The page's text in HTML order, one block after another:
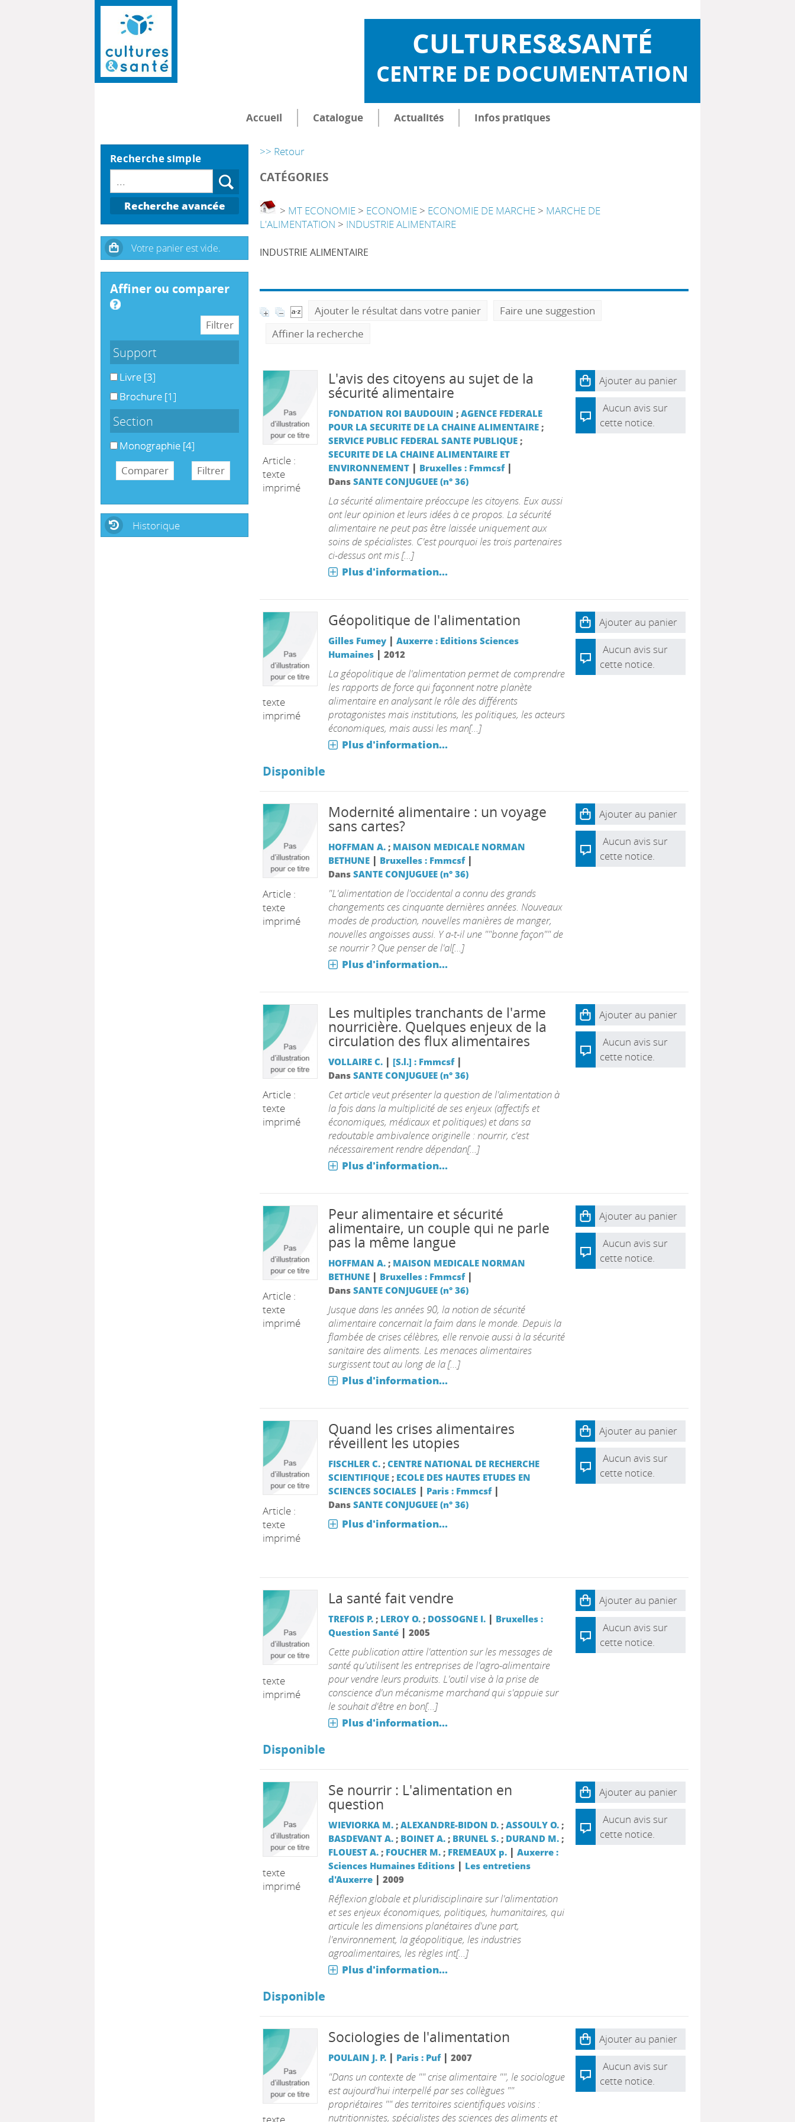
CULTURES&SANTÉ
CENTRE DE DOCUMENTATION
Accueil Catalogue Actualités Infos pratiques
>> Retour
CATÉGORIES
> MT ECONOMIE > ECONOMIE > ECONOMIE DE MARCHE > MARCHE DE
L'ALIMENTATION > INDUSTRIE ALIMENTAIRE
INDUSTRIE ALIMENTAIRE
Ajouter le résultat dans votre panier
Faire une suggestion
Affiner la recherche
Article :
texte
imprimé
L'avis des citoyens au sujet de la
sécurité alimentaire
FONDATION ROI BAUDOUIN ; AGENCE FEDERALE
POUR LA SECURITE DE LA CHAINE ALIMENTAIRE;
SERVICE PUBLIC FEDERAL SANTE PUBLIQUE;
SECURITE DE LA CHAINE ALIMENTAIRE ET
ENVIRONNEMENT | Bruxelles : Fmmcsf|
Dans SANTE CONJUGUEE (n° 36)
La sécurité alimentaire préoccupe les citoyens. Eux aussi
ont leur opinion et leurs idées à ce propos. La sécurité
alimentaire ne peut pas être laissée uniquement aux
soins de spécialistes. C'est pourquoi les trois partenaires
ci-dessus ont mis [...]
Plus d'information...
Ajouter au panier
Aucun avis sur
cette notice.
texte
imprimé
Géopolitique de l'alimentation
Gilles Fumey | Auxerre : Editions Sciences
Humaines| 2012
La géopolitique de l'alimentation permet de comprendre
les rapports de force qui façonnent notre planète
alimentaire en analysant le rôle des différents
protagonistes mais institutions, les politiques, les acteurs
économiques, mais aussi les man[...]
Plus d'information...
Ajouter au panier
Aucun avis sur
cette notice.
Disponible
Article :
texte
imprimé
Modernité alimentaire : un voyage
sans cartes?
HOFFMAN A.; MAISON MEDICALE NORMAN
BETHUNE | Bruxelles : Fmmcsf|
Dans SANTE CONJUGUEE (n° 36)
"L'alimentation de l'occidental a connu des grands
changements ces cinquante dernières années. Nouveaux
modes de production, nouvelles manières de manger,
nouvelles angoisses aussi. Y a-t-il une ""bonne façon"" de
se nourrir ? Que penser de l'al[...]
Plus d'information...
Ajouter au panier
Aucun avis sur
cette notice.
Article :
texte
imprimé
Les multiples tranchants de l'arme
nourricière. Quelques enjeux de la
circulation des flux alimentaires
VOLLAIRE C. | [S.l.] : Fmmcsf|
Dans SANTE CONJUGUEE (n° 36)
Cet article veut présenter la question de l'alimentation à
la fois dans la multiplicité de ses enjeux (affectifs et
économiques, médicaux et politiques) et dans sa
redoutable ambivalence originelle : nourrir, c'est
nécessairement rendre dépendan[...]
Plus d'information...
Ajouter au panier
Aucun avis sur
cette notice.
Article :
texte
imprimé
Peur alimentaire et sécurité
alimentaire, un couple qui ne parle
pas la même langue
HOFFMAN A.; MAISON MEDICALE NORMAN
BETHUNE | Bruxelles : Fmmcsf|
Dans SANTE CONJUGUEE (n° 36)
Jusque dans les années 90, la notion de sécurité
alimentaire concernait la faim dans le monde. Depuis la
flambée de crises célèbres, elle renvoie aussi à la sécurité
sanitaire des aliments. Les menaces alimentaires
surgissent tout au long de la [...]
Plus d'information...
Ajouter au panier
Aucun avis sur
cette notice.
Article :
texte
imprimé
Quand les crises alimentaires
réveillent les utopies
FISCHLER C.; CENTRE NATIONAL DE RECHERCHE
SCIENTIFIQUE; ECOLE DES HAUTES ETUDES EN
SCIENCES SOCIALES | Paris : Fmmcsf|
Dans SANTE CONJUGUEE (n° 36)
Plus d'information...
Ajouter au panier
Aucun avis sur
cette notice.
texte
imprimé
La santé fait vendre
TREFOIS P.; LEROY O.; DOSSOGNE I. | Bruxelles :
Question Santé| 2005
Cette publication attire l'attention sur les messages de
santé qu'utilisent les entreprises de l'agro-alimentaire
pour vendre leurs produits. L'outil vise à la prise de
conscience d'un mécanisme marchand qui s'appuie sur
le souhait d'être en bon[...]
Plus d'information...
Ajouter au panier
Aucun avis sur
cette notice.
Disponible
texte
imprimé
Se nourrir : L'alimentation en
question
WIEVIORKA M.; ALEXANDRE-BIDON D.; ASSOULY O.;
BASDEVANT A.; BOINET A.; BRUNEL S.; DURAND M.;
FLOUEST A.; FOUCHER M.; FREMEAUX p. | Auxerre :
Sciences Humaines Editions| Les entretiens
d'Auxerre| 2009
Réflexion globale et pluridisciplinaire sur l'alimentation
et ses enjeux économiques, politiques, humanitaires, qui
articule les dimensions planétaires d'une part,
l'environnement, la géopolitique, les industries
agroalimentaires, les règles int[...]
Plus d'information...
Ajouter au panier
Aucun avis sur
cette notice.
Disponible
texte
Sociologies de l'alimentation
POULAIN J. P. | Paris : Puf| 2007
"Dans un contexte de "" crise alimentaire "", le sociologue
est aujourd'hui interpellé par ses collègues ""
propriétaires "" des territoires scientifiques voisins :
nutritionnistes, spécialistes des sciences des aliments et
Ajouter au panier
Aucun avis sur
cette notice.
Recherche simple
Recherche avancée
affiner ou comparer
Support
Livre [3]
Brochure [1]
Section
Monographie [4]
Historique